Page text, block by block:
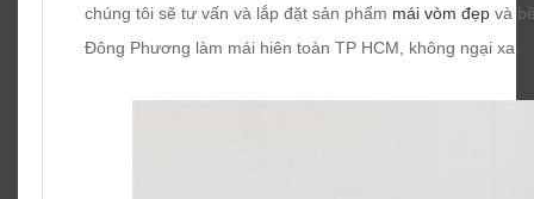
chúng tôi sẽ tư vấn và lắp đặt sản phẩm mái vòm đẹp và
Đông Phương làm mái hiên toàn TP HCM, không ngại xa.